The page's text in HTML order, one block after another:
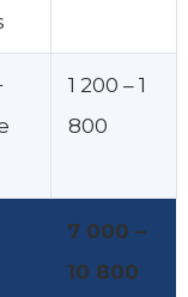
1 200 – 1
800
7 000 –
10 800